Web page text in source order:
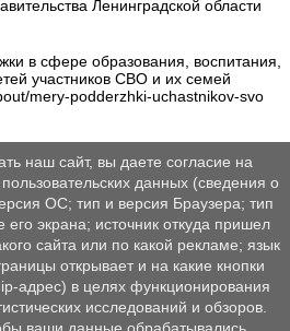
Ленинградской области
в сфере образования, воспитания,
участников СВО и их семей
mery-podderzhki-uchastnikov-svo
наш сайт, вы даете согласие на
данных (сведения о
ОС; тип и версия Браузера; тип
его экрана; источник откуда пришел
сайта или по какой рекламе; язык
открывает и на какие кнопки
адрес) в целях функционирования
исследований и обзоров.